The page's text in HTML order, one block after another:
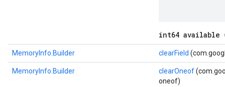
int64 available
MemoryInfo.Builder clearField
MemoryInfo.Builder clearOneof
oneof)